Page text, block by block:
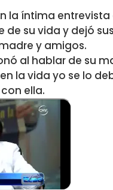
la íntima entrevista
su vida y dejó
y amigos.
al hablar de su
la vida yo se lo
ella.